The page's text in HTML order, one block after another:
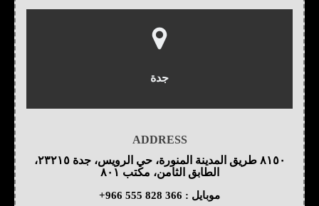
جدة
ADDRESS
٨١٥٠ طريق المدينة المنورة، حي الرويس، جدة ٢٣٢١٥،
الطابق الثامن، مكتب ٨٠١
موبايل : +966 555 828 366